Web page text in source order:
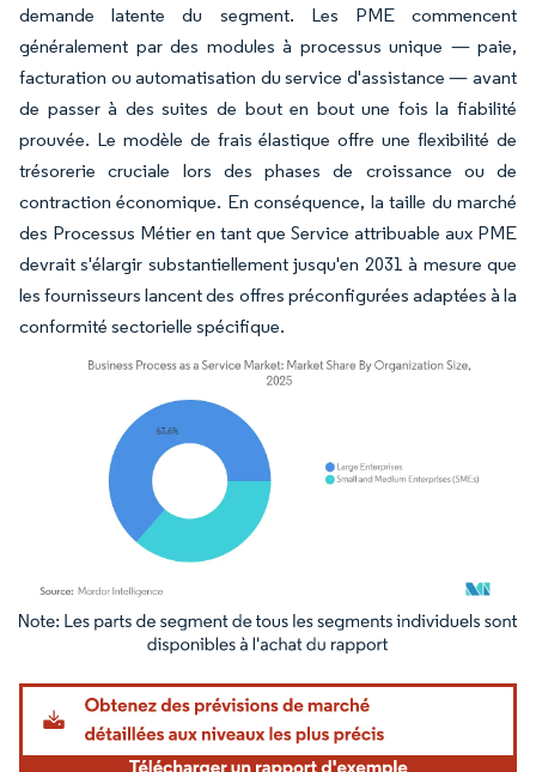
demande latente du segment. Les PME commencent
généralement par des modules à processus unique — paie,
facturation ou automatisation du service d'assistance — avant
de passer à des suites de bout en bout une fois la fiabilité
prouvée. Le modèle de frais élastique offre une flexibilité de
trésorerie cruciale lors des phases de croissance ou de
contraction économique. En conséquence, la taille du marché
des Processus Métier en tant que Service attribuable aux PME
devrait s'élargir substantiellement jusqu'en 2031 à mesure que
les fournisseurs lancent des offres préconfigurées adaptées à la
conformité sectorielle spécifique.
Image © Mordor Intelligence. La réutilisation nécessite une attribution sous CC BY